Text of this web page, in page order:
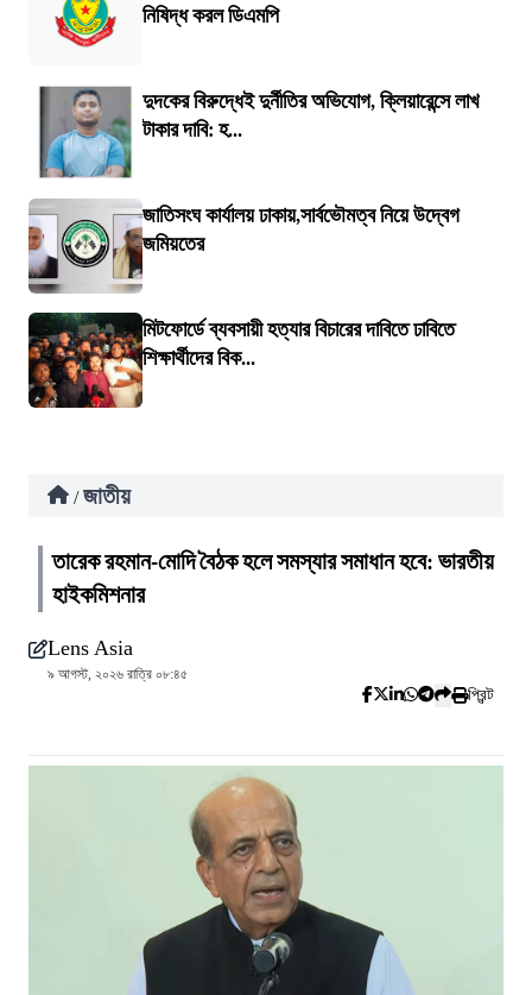
নিষিদ্ধ করল ডিএমপি
দুদকের বিরুদ্ধেই দুর্নীতির অভিযোগ, ক্লিয়ারেন্সে লাখ
টাকার দাবি: হ...
জাতিসংঘ কার্যালয় ঢাকায়,সার্বভৌমত্ব নিয়ে উদ্বেগ
জমিয়তের
মিটফোর্ডে ব্যবসায়ী হত্যার বিচারের দাবিতে ঢাবিতে
শিক্ষার্থীদের বিক...
/ জাতীয়
তারেক রহমান-মোদি বৈঠক হলে সমস্যার সমাধান হবে: ভারতীয়
হাইকমিশনার
Lens Asia
৯ আগস্ট, ২০২৬ রাত্রি ০৮:৪৫
প্রিন্ট